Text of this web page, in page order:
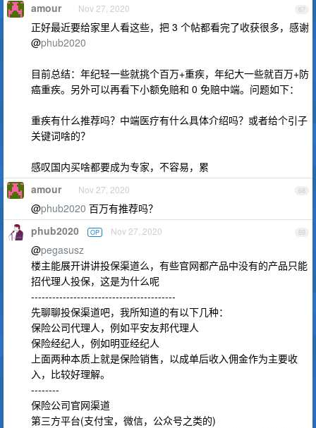
67
amour Nov 27, 2020
正好最近要给家里人看这些，把 3 个帖都看完了收获很多，感谢
@phub2020
目前总结：年纪轻一些就挑个百万+重疾，年纪大一些就百万+防
癌重疾。另外可以再看下小额免赔和 0 免赔中端。问题如下：
重疾有什么推荐吗？中端医疗有什么具体介绍吗？或者给个引子
关键词啥的？
感叹国内买啥都要成为专家，不容易，累
68
amour Nov 27, 2020
@phub2020 百万有推荐吗？
69
phub2020 OP Nov 27, 2020
@pegasusz
楼主能展开讲讲投保渠道么，有些官网都产品中没有的产品只能
招代理人投保，这是为什么呢
-----------------------------------------
先聊聊投保渠道吧，我所知道的有以下几种：
保险公司代理人，例如平安友邦代理人
保险经纪人，例如明亚经纪人
上面两种本质上就是保险销售，以成单后收入佣金作为主要收
入，比较好理解。
--------
保险公司官网渠道
第三方平台(支付宝，微信，公众号之类的)